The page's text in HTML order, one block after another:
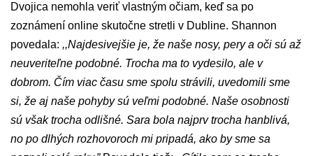
Dvojica nemohla veriť vlastným očiam, keď sa po
zoznámení online skutočne stretli v Dubline. Shannon
povedala: ,,Najdesivejšie je, že naše nosy, pery a oči sú až
neuveriteľne podobné. Trocha ma to vydesilo, ale v
dobrom. Čím viac času sme spolu strávili, uvedomili sme
si, že aj naše pohyby sú veľmi podobné. Naše osobnosti
sú však trocha odlišné. Sara bola najprv trocha hanblivá,
no po dlhých rozhovoroch mi pripadá, ako by sme sa